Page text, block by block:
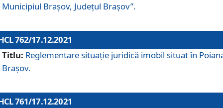
Municipiul Brașov, Județul Brașov”.
762/17.12.2021
Titlu: Reglementare situație juridică imobil situat în
Brașov.
761/17.12.2021